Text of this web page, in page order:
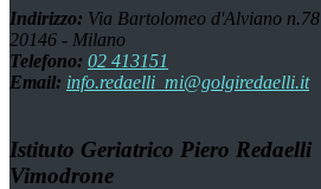
Indirizzo: Via Bartolomeo d'Alviano n.78
20146 - Milano
Telefono: 02 413151
Email: info.redaelli_mi@golgiredaelli.it
Istituto Geriatrico Piero Redaelli
Vimodrone